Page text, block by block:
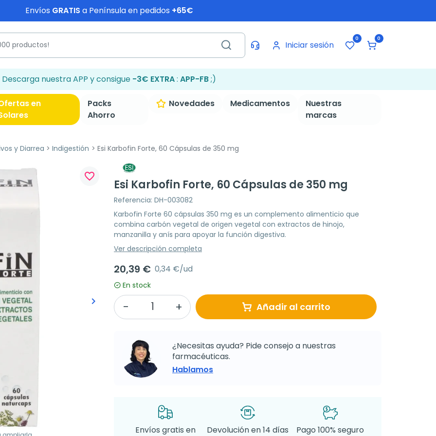
Envíos GRATIS a Península en pedidos +65€
Iniciar sesión
0 0
Descarga nuestra APP y consigue -3€ EXTRA: APP-FB;)
en
Packs
Ahorro
Novedades Medicamentos
Nuestras
marcas
y Diarrea Indigestión Esi Karbofin Forte, 60 Cápsulas de 350 mg
Siguiente
keyboard_arrow_right
favorite_border
Esi Karbofin Forte, 60 Cápsulas de 350 mg
Referencia: DH-003082
Karbofin Forte 60 cápsulas 350 mg es un complemento alimenticio que
combina carbón vegetal de origen vegetal con extractos de hinojo,
manzanilla y anís para apoyar la función digestiva.
Ver descripción completa
20,39 € 0,34 €/ud
En stock
Añadir al carrito
¿Necesitas ayuda? Pide consejo a nuestras
farmacéuticas.
Hablamos
Envíos gratis en
Devolución en 14 días
Pago 100% seguro